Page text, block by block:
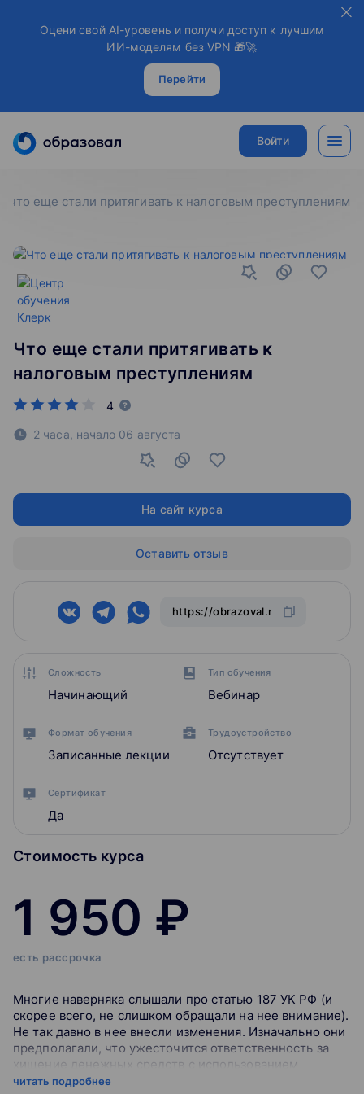
Оцени свой AI-уровень и получи доступ к лучшим
ИИ-моделям без VPN 🎁🚀
Перейти
Войти
что еще стали притягивать к налоговым преступлениям
Сложность
Начинающий
Тип обучения
Вебинар
Формат обучения
Записанные лекции
Трудоустройство
Отсутствует
Сертификат
Да
Стоимость курса
1 950 ₽
есть рассрочка
Многие наверняка слышали про статью 187 УК РФ (и
скорее всего, не слишком обращали на нее внимание).
Не так давно в нее внесли изменения. Изначально они
предполагали, что ужесточится ответственность за
хищение денежных средств с использованием
высоких технологий в банковской сфере. И речь еще
читать подробнее
Что еще стали притягивать к
налоговым преступлениям
4
2 часа, начало 06 августа
На сайт курса
Оставить отзыв